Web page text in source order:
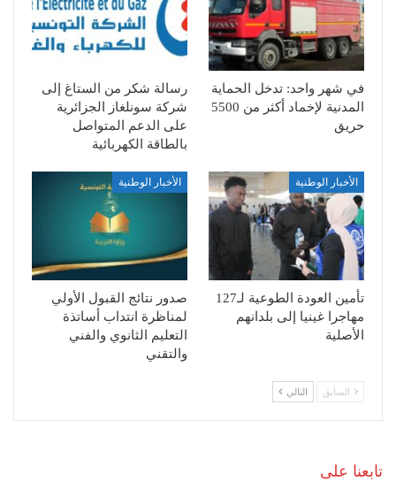
في شهر واحد: تدخل الحماية
المدنية لإخماد أكثر من 5500
حريق
رسالة شكر من الستاغ إلى
شركة سونلغاز الجزائرية
على الدعم المتواصل
بالطاقة الكهربائية
الأخبار الوطنية
تأمين العودة الطوعية لـ127
مهاجرا غينيا إلى بلدانهم
الأصلية
الأخبار الوطنية
صدور نتائج القبول الأولي
لمناظرة انتداب أساتذة
التعليم الثانوي والفني
والتقني
السابق التالي
تابعنا على